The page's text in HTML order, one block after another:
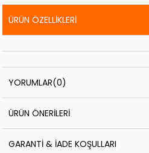
ÜRÜN ÖZELLIKLERI
YORUMLAR(0)
ÜRÜN ÖNERILERI
GARANTI & İADE KOŞULLARI